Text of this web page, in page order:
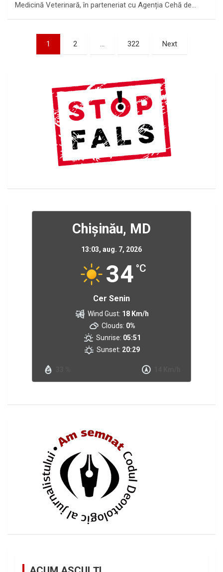
Medicină Veterinară, în parteneriat cu Agenția Cehă de…
Paginație
articole
1 2 … 322 Next
Chișinău, MD
13:03, aug. 7, 2026
34 °C
Cer Senin
Wind Gust: 18 Km/h
Clouds: 0%
Sunrise: 05:51
Sunset: 20:29